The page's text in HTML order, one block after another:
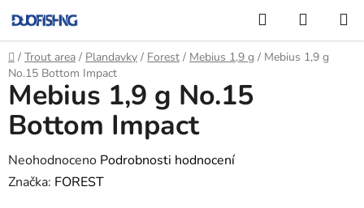
na
obsah
Hledat
KOŠÍK
Domů
/ Trout area / Plandavky / Forest / Mebius 1,9 g / Mebius 1,9 g
No.15 Bottom Impact
Mebius 1,9 g No.15
Bottom Impact
Průměrné
hodnocení
Neohodnoceno Podrobnosti hodnocení
Značka: FOREST